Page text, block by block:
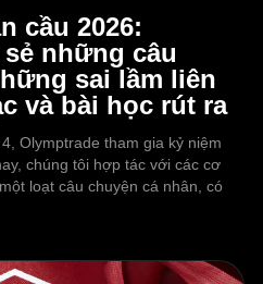
cầu 2026:
những câu
sai lầm liên
và bài học rút ra
Olymptrade tham gia kỷ niệm
chúng tôi hợp tác với các cơ
loạt câu chuyện cá nhân, có